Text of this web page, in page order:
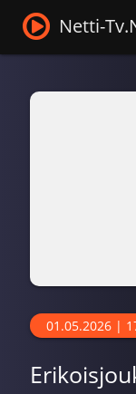
Netti-
01.05.2026 |